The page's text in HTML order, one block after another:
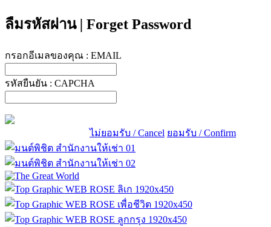
ลืมรหัสผ่าน | Forget Password
กรอกอีเมลของคุณ : EMAIL
รหัสยืนยัน : CAPCHA
ไม่ยอมรับ / Cancel ยอมรับ / Confirm